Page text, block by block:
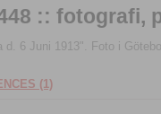
:: fotografi,
d. 6 Juni 1913". Foto i
(1)